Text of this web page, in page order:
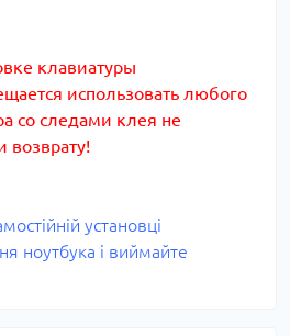
клавиатуры
использовать любого
со следами клея не
возврату!
установці
ноутбука і виймайте